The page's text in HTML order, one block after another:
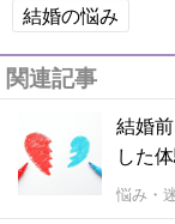
結婚の悩み
関連記事
結婚
した
悩み・